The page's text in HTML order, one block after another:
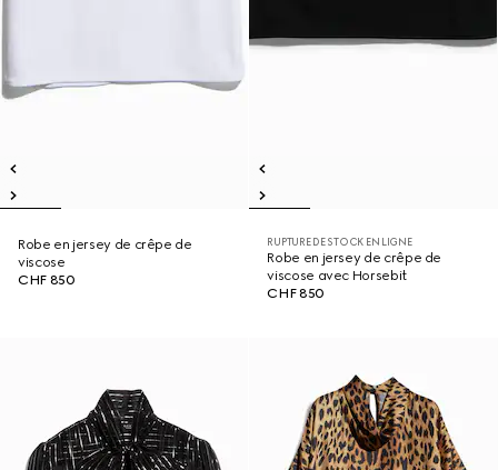
Robe en jersey de crêpe de
viscose
CHF 850
RUPTURE DE STOCK EN LIGNE
Robe en jersey de crêpe de
viscose avec Horsebit
CHF 850